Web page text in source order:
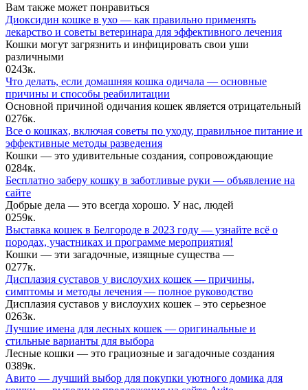
Вам также может понравиться
Диоксидин кошке в ухо — как правильно применять
лекарство и советы ветеринара для эффективного лечения
Кошки могут загрязнить и инфицировать свои уши
различными
0243к.
Что делать, если домашняя кошка одичала — основные
причины и способы реабилитации
Основной причиной одичания кошек является отрицательный
0276к.
Все о кошках, включая советы по уходу, правильное питание и
эффективные методы разведения
Кошки — это удивительные создания, сопровождающие
0284к.
Бесплатно заберу кошку в заботливые руки — объявление на
сайте
Добрые дела — это всегда хорошо. У нас, людей
0259к.
Выставка кошек в Белгороде в 2023 году — узнайте всё о
породах, участниках и программе мероприятия!
Кошки — эти загадочные, изящные существа —
0277к.
Дисплазия суставов у вислоухих кошек — причины,
симптомы и методы лечения — полное руководство
Дисплазия суставов у вислоухих кошек – это серьезное
0263к.
Лучшие имена для лесных кошек — оригинальные и
стильные варианты для выбора
Лесные кошки — это грациозные и загадочные создания
0389к.
Авито — лучший выбор для покупки уютного домика для